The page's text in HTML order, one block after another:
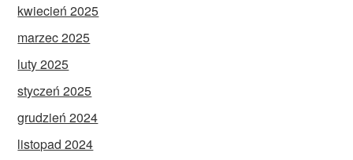
kwiecień 2025
marzec 2025
luty 2025
styczeń 2025
grudzień 2024
listopad 2024